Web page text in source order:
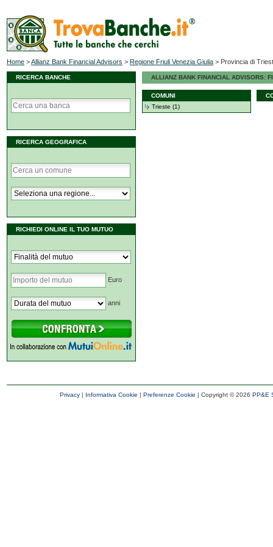
Home >Allianz Bank Financial Advisors > Regione Friuli Venezia Giulia > Provincia di
RICERCA BANCHE
RICERCA GEOGRAFICA
RICHIEDI ONLINE IL TUO MUTUO
Euro
anni
ALLIANZ BANK FINANCIAL ADVISORS:
COMUNI
Trieste (1)
Privacy| Informativa Cookie | Preferenze Cookie | Copyright ©2026 PP&E